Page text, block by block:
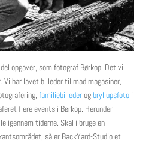
opgaver, som fotograf Børkop. Det vi
Vi har lavet billeder til mad magasiner,
familiebillederogbryllupsfotoi
flere events i Børkop. Herunder
igennem tiderne. Skal i bruge en
så er BackYard-Studio et